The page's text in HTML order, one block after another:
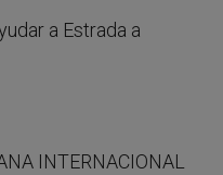
a Estrada a
INTERNACIONAL